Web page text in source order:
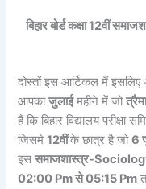
बिहार बोर्ड कक्षा 12वीं
दोस्तों इस आर्टिकल मैं
आपकाजुलाईमहीने में जो
हैं कि बिहार विद्यालय परीक्षा
जिसमे12वींके छात्र है जो6
इससमाजशास्त्र-
02:00 Pm से 05:15 Pm